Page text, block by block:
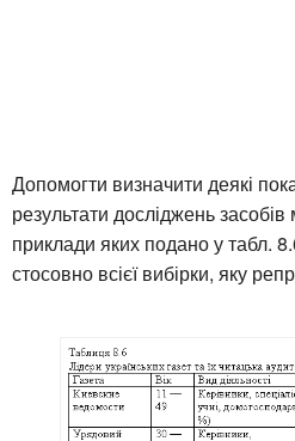
Допомогти визначити деякі
результати досліджень засобів
приклади яких подано у табл.
стосовно всієї вибірки, яку